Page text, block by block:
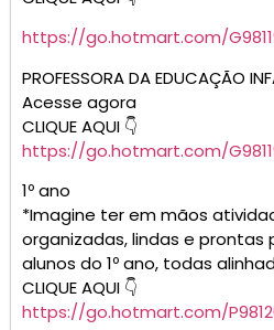
CLIQUE AQUI 👇
https://go.hotmart.com/
1º ANO FUNDAMENTAL –
Autor: ALFABETINHO
CLIQUE AQUI 👇
Pare de sofrer com a
todas as provas que você
CLIQUE AQUI 👇
https://go.hotmart.com/